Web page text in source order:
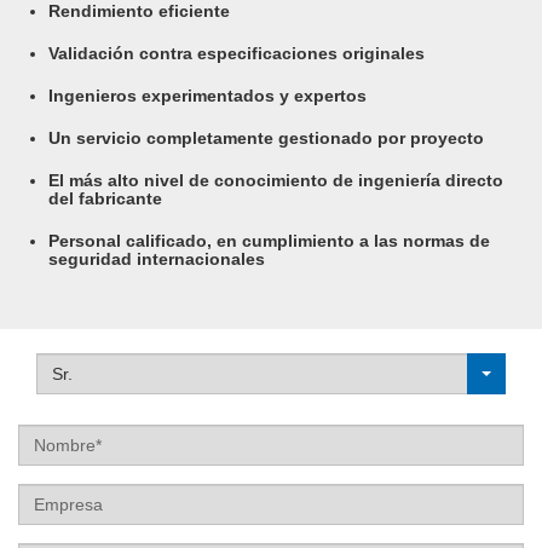
Rendimiento eficiente
Validación contra especificaciones originales
Ingenieros experimentados y expertos
Un servicio completamente gestionado por proyecto
El más alto nivel de conocimiento de ingeniería directo
del fabricante
Personal calificado, en cumplimiento a las normas de
seguridad internacionales
Sr.
Nombre
Empresa